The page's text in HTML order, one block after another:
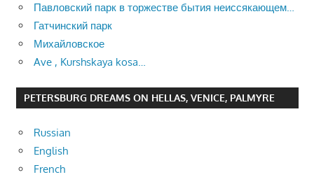
Павловский парк в торжестве бытия неиссякающем…
Гатчинский парк
Михайловское
Ave , Kurshskaya kosa…
PETERSBURG DREAMS ON HELLAS, VENICE, PALMYRE
Russian
English
French